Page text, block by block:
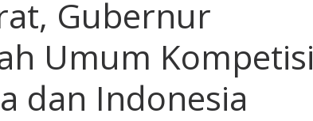
Gubernur
Umum Kompetisi
dan Indonesia